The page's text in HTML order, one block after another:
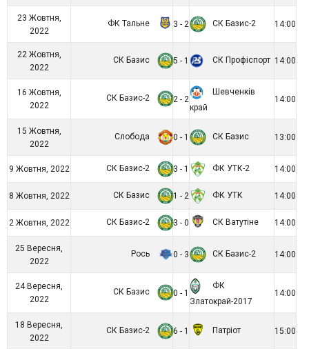
23 Жовтня,
2022
ФК Тальне 3 - 2 СК Базис-2 14:00
22 Жовтня,
2022
СК Базис 5 - 1 СК Профіспорт 14:00
16 Жовтня,
2022
СК Базис-2 2 - 2
Шевченків
край
14:00
15 Жовтня,
2022
Слобода 0 - 1 СК Базис 13:00
9 Жовтня, 2022 СК Базис-2 3 - 1 ФК УТК-2 14:00
8 Жовтня, 2022 СК Базис 1 - 2 ФК УТК 14:00
2 Жовтня, 2022 СК Базис-2 3 - 0 СК Ватутіне 14:00
25 Вересня,
2022
Рось 0 - 3 СК Базис-2 14:00
24 Вересня,
2022
СК Базис 0 - 1
ФК
Златокрай-2017
14:00
18 Вересня,
2022
СК Базис-2 6 - 1 Патріот 15:00